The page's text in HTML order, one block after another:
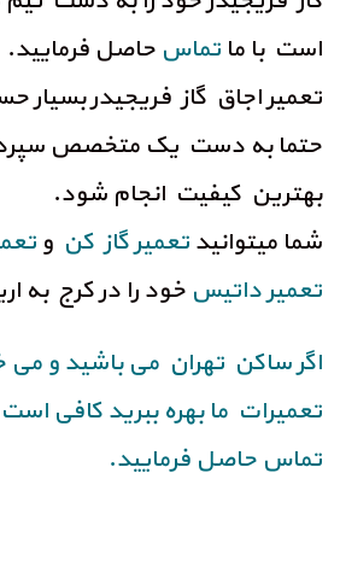
است با ما تماس حاصل فرمایید.
تعمیر اجاق گاز فریجیدر
حتما به دست یک متخصص
بهترین کیفیت انجام شود.
شما میتوانید تعمیر گاز کن و
تعمیر داتیس خود را در کرج به
اگر ساکن تهران می باشید و می
تعمیرات ما بهره ببرید کافی
تماس حاصل فرمایید.